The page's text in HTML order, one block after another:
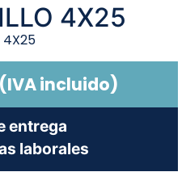
4X25
4X25
(IVA incluido)
entrega
laborales